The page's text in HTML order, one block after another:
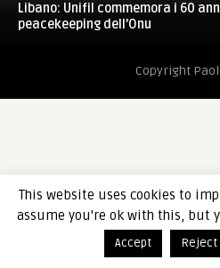
Libano: Unifil commemora i 60
peacekeeping dell’Onu
Copyright
This website uses cookies to
assume you're ok with this, but
Accept Reject